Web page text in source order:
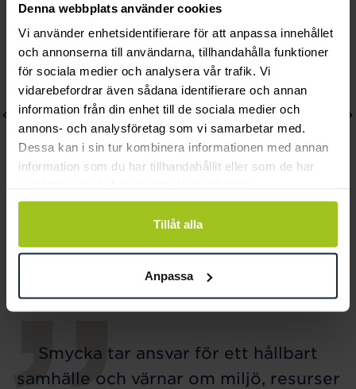
Denna webbplats använder cookies
Vi använder enhetsidentifierare för att anpassa innehållet
och annonserna till användarna, tillhandahålla funktioner
för sociala medier och analysera vår trafik. Vi
vidarebefordrar även sådana identifierare och annan
information från din enhet till de sociala medier och
annons- och analysföretag som vi samarbetar med.
Dessa kan i sin tur kombinera informationen med annan
information som du har tillhandahållit eller som de har
Tillåt alla
Anpassa
Sussex
Gant
Fairhaven Bijou
Pris
2 490 kr
Smycka tar ansvar för ett hållbart
samhälle och värnar om miljö, resurser